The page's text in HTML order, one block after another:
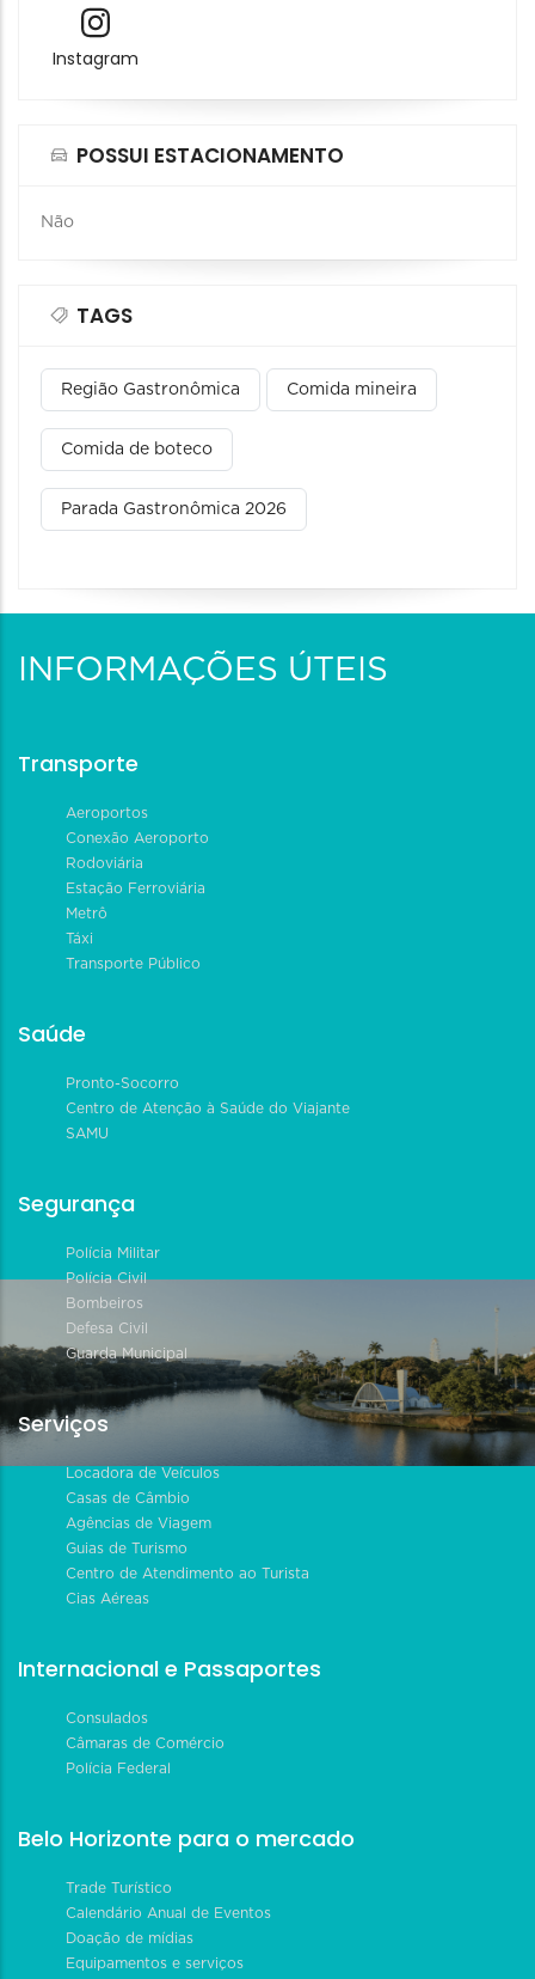
Instagram
POSSUI ESTACIONAMENTO
Não
TAGS
Região Gastronômica Comida mineira
Comida de boteco
Parada Gastronômica 2026
INFORMAÇÕES ÚTEIS
Transporte
Aeroportos
Conexão Aeroporto
Rodoviária
Estação Ferroviária
Metrô
Táxi
Transporte Público
Saúde
Pronto-Socorro
Centro de Atenção à Saúde do Viajante
SAMU
Segurança
Polícia Militar
Polícia Civil
Bombeiros
Defesa Civil
Guarda Municipal
Serviços
Locadora de Veículos
Casas de Câmbio
Agências de Viagem
Guias de Turismo
Centro de Atendimento ao Turista
Cias Aéreas
Internacional e Passaportes
Consulados
Câmaras de Comércio
Polícia Federal
Belo Horizonte para o mercado
Trade Turístico
Calendário Anual de Eventos
Doação de mídias
Equipamentos e serviços